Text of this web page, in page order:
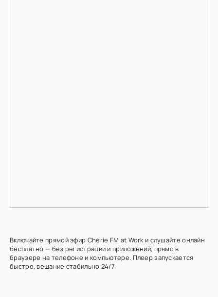
Включайте прямой эфир Chérie FM at Work и слушайте онлайн
бесплатно — без регистрации и приложений, прямо в
браузере на телефоне и компьютере. Плеер запускается
быстро, вещание стабильно 24/7.